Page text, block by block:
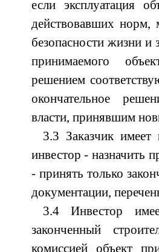
если эксплуатация
действовавших норм,
безопасности жизни и
принимаемого
решением
окончательное
власти, принявшим
3.3 Заказчик имеет
инвестор - назначить
- принять только
документации,
3.4 Инвестор
законченный
комиссией объект